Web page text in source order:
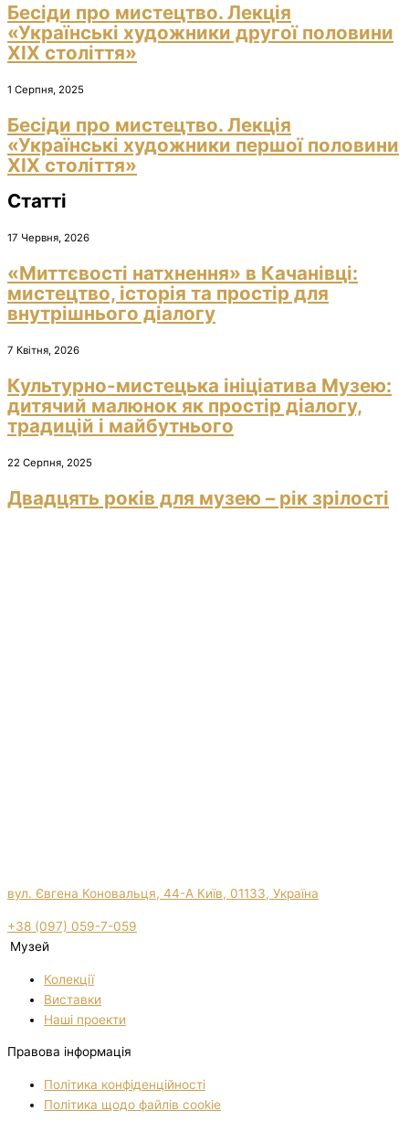
Бесіди про мистецтво. Лекція
«Українські художники другої половини
ХІХ століття»
1 Серпня, 2025
Бесіди про мистецтво. Лекція
«Українські художники першої половини
ХІХ століття»
Статті
17 Червня, 2026
«Миттєвості натхнення» в Качанівці:
мистецтво, історія та простір для
внутрішнього діалогу
7 Квітня, 2026
Культурно-мистецька ініціатива Музею:
дитячий малюнок як простір діалогу,
традицій і майбутнього
22 Серпня, 2025
Двадцять років для музею – рік зрілості
вул. Євгена Коновальця, 44-А Київ, 01133, Україна
+38 (097) 059-7-059
Музей
Колекції
Виставки
Нашi проекти
Правова інформація
Політика конфіденційності
Політика щодо файлів cookie